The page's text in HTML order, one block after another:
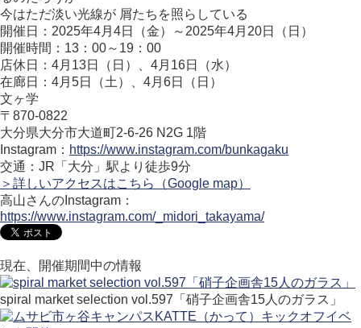
今はただ淡い光線が 屑たちを照らしている
開催日：2025年4月4日（金）～2025年4月20日（日）
開催時間：13：00～19：00
店休日：4月13日（日）、4月16日（水）
在廊日：4月5日（土）、4月6日（日）
文ヶ学
〒870-0822
大分県大分市大道町2-6-26 N2G 1階
Instagram： https://www.instagram.com/bunkagaku
交通：JR「大分」駅より徒歩9分
＞詳しいアクセスはこちら（Google map）
高山さんのInstagram：
https://www.instagram.com/_midori_takayama/
現在、開催期間中の情報
spiral market selection vol.597「硝子企画舎15人のガラス」